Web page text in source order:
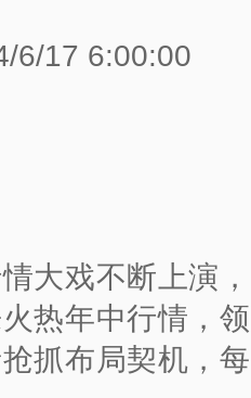
6/17 6:00:00
大戏不断上演，
热年中行情，领
抓布局契机，每